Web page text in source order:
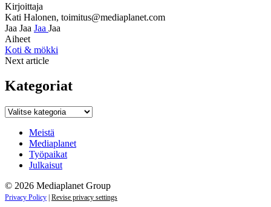
Kirjoittaja
Kati Halonen, toimitus@mediaplanet.com
Jaa Jaa Jaa Jaa
Aiheet
Koti & mökki
Next article
Kategoriat
Kategoriat
Meistä
Mediaplanet
Työpaikat
Julkaisut
© 2026 Mediaplanet Group
Privacy Policy Revise privacy settings